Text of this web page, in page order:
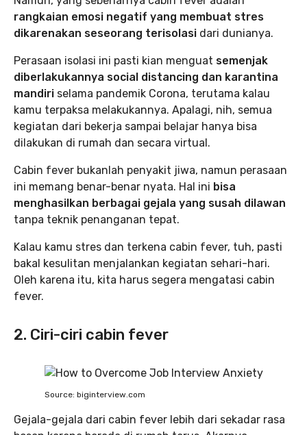
rangkaian emosi negatif yang membuat stres
dikarenakan seseorang terisolasi dari dunianya.
Perasaan isolasi ini pasti kian menguat semenjak
diberlakukannya social distancing dan karantina
mandiri selama pandemik Corona, terutama kalau
kamu terpaksa melakukannya. Apalagi, nih, semua
kegiatan dari bekerja sampai belajar hanya bisa
dilakukan di rumah dan secara virtual.
Cabin fever bukanlah penyakit jiwa, namun perasaan
ini memang benar-benar nyata. Hal ini bisa
menghasilkan berbagai gejala yang susah dilawan
tanpa teknik penanganan tepat.
Kalau kamu stres dan terkena cabin fever, tuh, pasti
bakal kesulitan menjalankan kegiatan sehari-hari.
Oleh karena itu, kita harus segera mengatasi cabin
fever.
2. Ciri-ciri cabin fever
Source: biginterview.com
Gejala-gejala dari cabin fever lebih dari sekadar rasa